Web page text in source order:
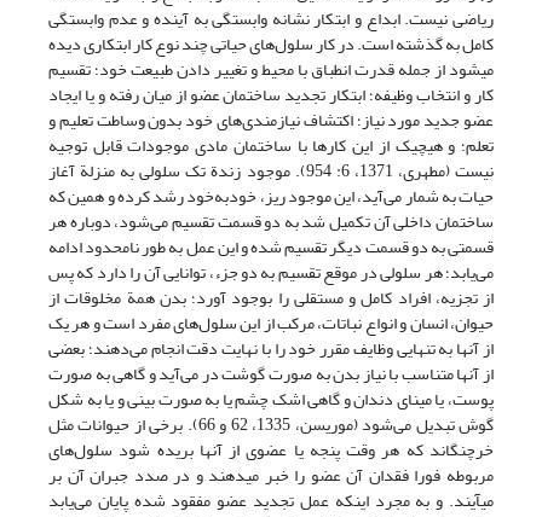
ریاضى نیست.‏ ابداع و ابتکار نشانه وابستگى به آینده و عدم وابستگى
کامل به گذشته است. در کار سلول‌هاى حیاتى چند نوع کار ابتکارى دیده
مى‏شود از جمله قدرت انطباق با محیط و تغییر دادن طبیعت خود؛ تقسیم
کار و انتخاب وظیفه؛ ابتکار تجدید ساختمان عضو از میان رفته و یا ایجاد
عضو جدید مورد نیاز؛ اکتشاف نیازمندی‌هاى خود بدون وساطت تعلیم و
تعلم؛ و هیچیک از این کارها با ساختمان مادی موجودات قابل توجیه
نیست (مطهری، 1371، 6: 954). موجود زندة تک سلولی به منزلة آغاز
حیات به شمار می‌آید، این موجود ریز، خودبه‌خود رشد کرده و همین که
ساختمان داخلی آن تکمیل شد به دو قسمت تقسیم می‌شود، دوباره هر
قسمتی به دو قسمت دیگر تقسیم شده و این عمل به طور نامحدود ادامه
می‌یابد؛ هر سلولی در موقع تقسیم به دو جزء، توانایی آن را دارد که پس
از تجزیه، افراد کامل و مستقلی را بوجود آورد؛ بدن همة مخلوقات از
حیوان، انسان و انواع نباتات، مرکب از این سلول‌های مفرد است و هر یک
از آنها به تنهایی وظایف مقرر خود را با نهایت دقت انجام می‌دهند؛ بعضی
از آنها متناسب با نیاز بدن به صورت گوشت در می‌آید و گاهی به صورت
پوست، یا مینای دندان و گاهی اشک چشم یا به صورت بینی و یا به شکل
گوش تبدیل می‌شود (موریسن، 1335، 62 و 66). برخی از حیوانات مثل
خرچنگ‏اند که هر وقت پنجه یا عضوى از آنها بریده شود سلول‌هاى
مربوطه فورا فقدان آن عضو را خبر مى‏دهند و در صدد جبران آن بر
مى‏آیند. و به مجرد اینکه عمل تجدید عضو مفقود شده پایان می‌یابد